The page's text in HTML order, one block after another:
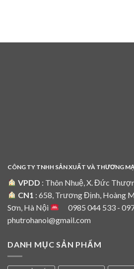
CÔNG TY TNHH SẢN XUẤT VÀ THƯƠNG
VPDD : Thôn Nhuệ, X. Đức
CN1 : 658, Trương Định, Hoàng
Sơn, Hà Nội
0985 044 533 -
phutrohanoi@gmail.com
DANH MỤC SẢN PHẨM